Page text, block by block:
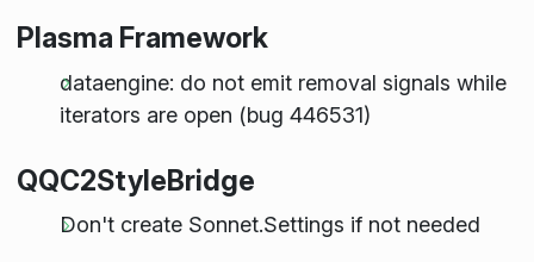
Plasma Framework
dataengine: do not emit removal signals while
iterators are open (bug 446531)
QQC2StyleBridge
Don't create Sonnet.Settings if not needed